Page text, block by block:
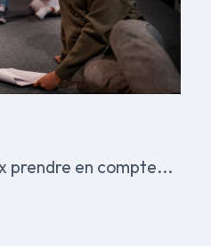
prendre en compte...